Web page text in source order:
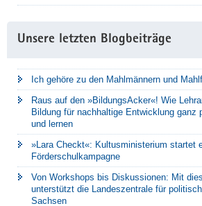
Unsere letzten Blogbeiträge
Ich gehöre zu den Mahlmännern und
Raus auf den »BildungsAcker«! Wie
Bildung für nachhaltige Entwicklung ganz
und lernen
»Lara Checkt«: Kultusministerium startet
Förderschulkampagne
Von Workshops bis Diskussionen: Mit
unterstützt die Landeszentrale für
Sachsen